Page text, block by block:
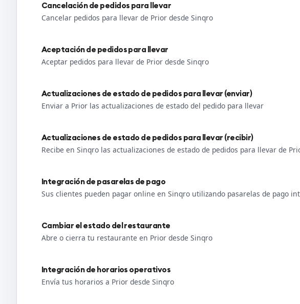
Cancelación de pedidos para llevar
Cancelar pedidos para llevar de Prior desde Sinqro
Aceptación de pedidos para llevar
Aceptar pedidos para llevar de Prior desde Sinqro
Actualizaciones de estado de pedidos para llevar (enviar)
Enviar a Prior las actualizaciones de estado del pedido para llevar
Actualizaciones de estado de pedidos para llevar (recibir)
Recibe en Sinqro las actualizaciones de estado de pedidos para llevar de
Integración de pasarelas de pago
Sus clientes pueden pagar online en Sinqro utilizando pasarelas de pago
Cambiar el estado del restaurante
Abre o cierra tu restaurante en Prior desde Sinqro
Integración de horarios operativos
Envía tus horarios a Prior desde Sinqro